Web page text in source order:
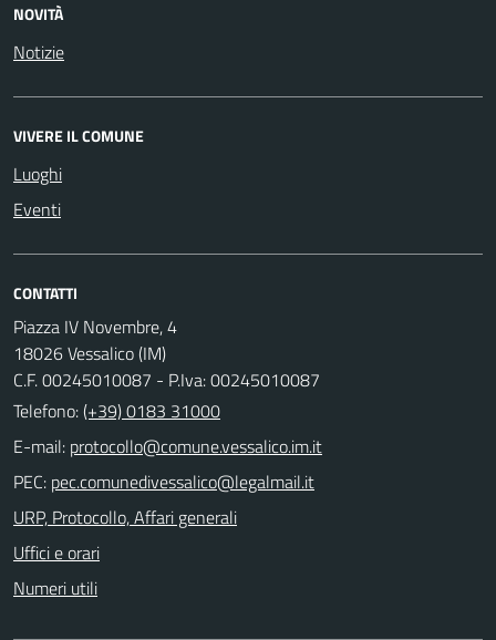
NOVITÀ
Notizie
VIVERE IL COMUNE
Luoghi
Eventi
CONTATTI
Piazza IV Novembre, 4
18026 Vessalico (IM)
C.F. 00245010087 - P.Iva: 00245010087
Telefono:(+39) 0183 31000
E-mail:
PEC:
URP, Protocollo, Affari generali
Uffici e orari
Numeri utili